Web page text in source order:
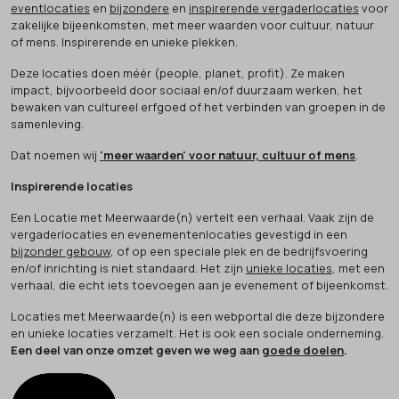
eventlocaties en bijzondere en inspirerende vergaderlocaties voor
zakelijke bijeenkomsten, met meer waarden voor cultuur, natuur
of mens. Inspirerende en unieke plekken.
Deze locaties doen méér (people, planet, profit). Ze maken
impact, bijvoorbeeld door sociaal en/of duurzaam werken, het
bewaken van cultureel erfgoed of het verbinden van groepen in de
samenleving.
Dat noemen wij 'meer waarden' voor natuur, cultuur of mens.
Inspirerende locaties
Een Locatie met Meerwaarde(n) vertelt een verhaal. Vaak zijn de
vergaderlocaties en evenementenlocaties gevestigd in een
bijzonder gebouw, of op een speciale plek en de bedrijfsvoering
en/of inrichting is niet standaard. Het zijn unieke locaties, met een
verhaal, die echt iets toevoegen aan je evenement of bijeenkomst.
Locaties met Meerwaarde(n) is een webportal die deze bijzondere
en unieke locaties verzamelt. Het is ook een sociale onderneming.
Een deel van onze omzet geven we weg aan goede doelen.